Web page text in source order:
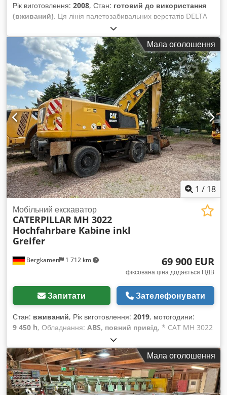
Рік виготовлення: 2008, Стан: готовий до використання
(вживаний), Ця лінія палетозабивальних верстатів DELTA
була виготовлена в 2008 році. Вона має комплексну
установку, що включає базовий цвяхозабивний верстат,
цвяхозабивний верстат з пневматичною подачею і
контролем цвяхів, пристрої для маркування, повороту на 90
і 180 градусів, кутову пилу і пристрій для штабелювання,
доповнений конвеєрною стрічкою. Розгляньте можливість
придбати цю лінію палетозабивних верстатів DELTA.
Зв'яжіться з нами для отримання додаткової інформації.
Переваги машини Технічні переваги машини
Dcsdpfoyaiyrex Aayjk • Цвяхозабивач основи / палетний
цвяхозабивач: з пневматичною подачею поперечних
дощок, з шаблоном для утримання палубних дощок, з
системою контролю подачі цвяхів / завантажувальний
пристрій для маркування піддонів / пристрій для повороту
піддонів на 90 градусів / пристрій для розпилювання кутів
піддонів / пристрій для повороту піддонів з поворотним
пристроєм на 180 градусів / пристрій для штабелювання
піддонів / стрічковий конвеєр для піддонів.
Мала оголошення
1 / 18
Bergkamen 1 712 km
Мобільний екскаватор
CATERPILLAR MH 3022
Hochfahrbare Kabine inkl
Greifer
69 900 EUR
фіксована ціна додається ПДВ
Запитати Зателефонувати
Стан: вживаний, Рік виготовлення: 2019, мотогодини:
9 450 h, Обладнання: ABS, повний привід, * CAT MH 3022
* Рік випуску: 2019 * Напрацювання: 9 510 годин * 4 опорні
стійки * Підйомна кабіна * Кондиціонер * Поліграйфер *
Машина працює дуже добре Dcedpfx Aaswz Ui Asyek
Мала оголошення